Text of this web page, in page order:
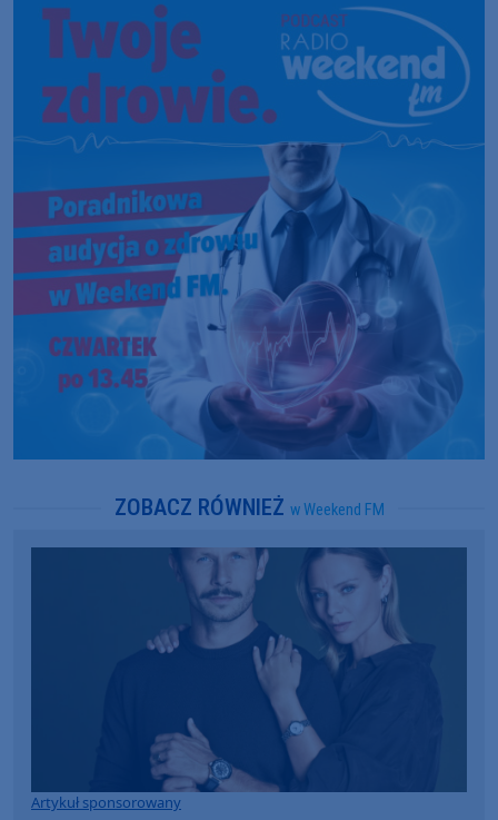
ZOBACZ RÓWNIEŻ w Weekend FM
Artykuł sponsorowany